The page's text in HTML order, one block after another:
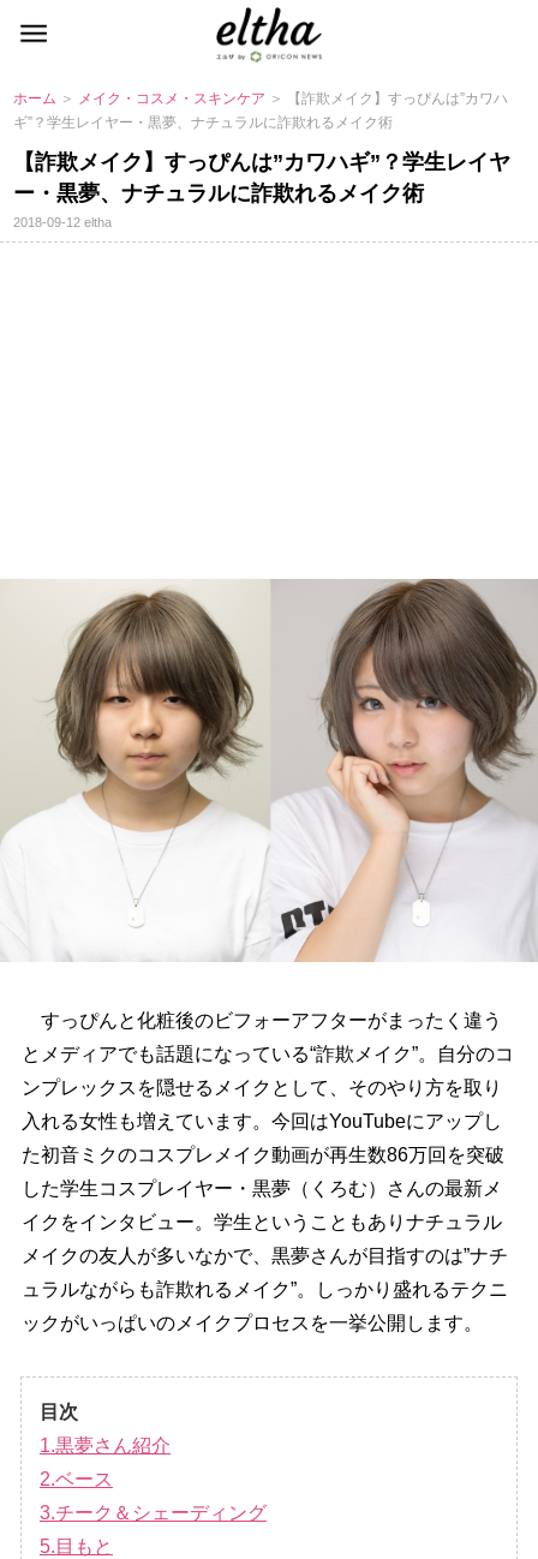
ホーム ＞ メイク・コスメ・スキンケア ＞ 【詐欺メイク】すっぴんは”カワハ
ギ”？学生レイヤー・黒夢、ナチュラルに詐欺れるメイク術
【詐欺メイク】すっぴんは”カワハギ”？学生レイヤ
ー・黒夢、ナチュラルに詐欺れるメイク術
2018-09-12eltha
すっぴんと化粧後のビフォーアフターがまったく違う
とメディアでも話題になっている“詐欺メイク”。自分のコ
ンプレックスを隠せるメイクとして、そのやり方を取り
入れる女性も増えています。今回はYouTubeにアップし
た初音ミクのコスプレメイク動画が再生数86万回を突破
した学生コスプレイヤー・黒夢（くろむ）さんの最新メ
イクをインタビュー。学生ということもありナチュラル
メイクの友人が多いなかで、黒夢さんが目指すのは”ナチ
ュラルながらも詐欺れるメイク”。しっかり盛れるテクニ
ックがいっぱいのメイクプロセスを一挙公開します。
目次
1.黒夢さん紹介
2.ベース
3.チーク＆シェーディング
5.目もと